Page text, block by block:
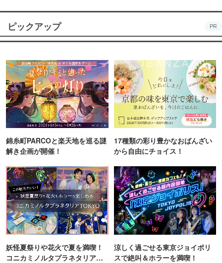
ピックアップ PR
錦糸町PARCOと楽天地を巡る謎
解き企画が開催！
17種類の彩り豊かなおばんざい
から自由にチョイス！
妖怪夏祭りや花火で夏を満喫！
コニカミノルタプラネタリア
涼しく過ごせる東京ジョイポリ
スで絶叫＆ホラーを満喫！